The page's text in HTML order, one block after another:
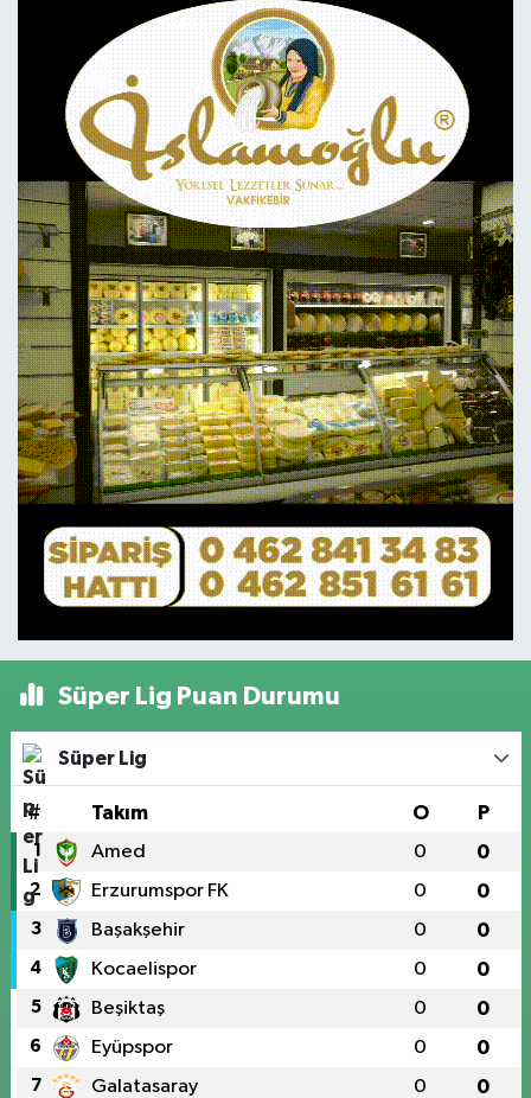
Süper Lig Puan Durumu
Süper Lig
# Takım O P
1 Amed 0 0
2 Erzurumspor FK 0 0
3 Başakşehir 0 0
4 Kocaelispor 0 0
5 Beşiktaş 0 0
6 Eyüpspor 0 0
7 Galatasaray 0 0